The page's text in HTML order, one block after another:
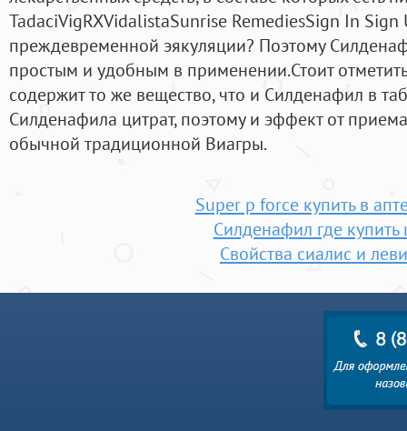
TadaciVigRXVidalistaSunrise RemediesSign In Sign
преждевременной эякуляции? Поэтому
простым и удобным в применении.Стоит
содержит то же вещество, что и Силденафил в
Силденафила цитрат, поэтому и эффект от
обычной традиционной Виагры.
Super p force купить в
Силденафил где купить
Свойства сиалис и